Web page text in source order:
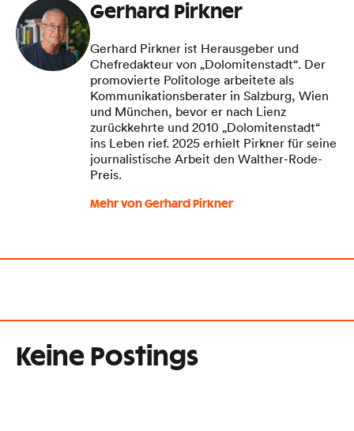
Gerhard Pirkner
Gerhard Pirkner ist Herausgeber und
Chefredakteur von „Dolomitenstadt“. Der
promovierte Politologe arbeitete als
Kommunikationsberater in Salzburg, Wien
und München, bevor er nach Lienz
zurückkehrte und 2010 „Dolomitenstadt“
ins Leben rief. 2025 erhielt Pirkner für seine
journalistische Arbeit den Walther-Rode-
Preis.
Mehr von Gerhard Pirkner
Keine Postings